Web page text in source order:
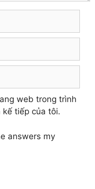
Vĩnh Phúc
web trong trình
kế tiếp của tôi.
answers my